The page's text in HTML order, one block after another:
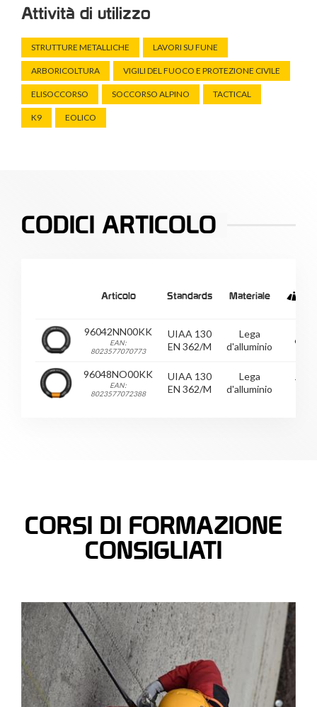
Attività di utilizzo
STRUTTURE METALLICHE LAVORI SU FUNE
ARBORICOLTURA VIGILI DEL FUOCO E PROTEZIONE CIVILE
ELISOCCORSO SOCCORSO ALPINO TACTICAL
K9 EOLICO
CODICI ARTICOLO
Articolo Standards Materiale
96042NN00KK
EAN:
8023577070773
UIAA 130
EN 362/M
Lega
d'alluminio
65
96048NO00KK
EAN:
8023577072388
UIAA 130
EN 362/M
Lega
d'alluminio
75
CORSI DI FORMAZIONE
CONSIGLIATI